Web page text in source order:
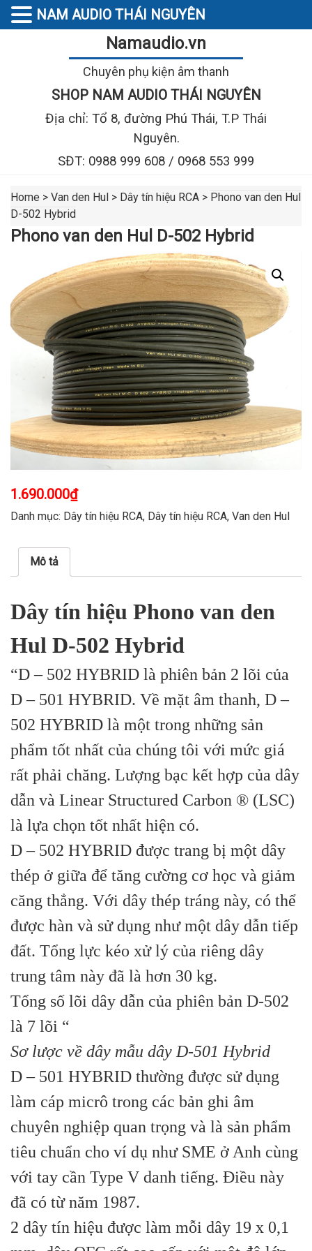
Namaudio.vn
Chuyên phụ kiện âm thanh
SHOP NAM AUDIO THÁI NGUYÊN
Địa chỉ: Tổ 8, đường Phú Thái, T.P Thái
Nguyên.
SĐT: 0988 999 608 / 0968 553 999
Home > Van den Hul > Dây tín hiệu RCA > Phono van den Hul
D-502 Hybrid
Phono van den Hul D-502 Hybrid
1.690.000₫
Danh mục: Dây tín hiệu RCA, Dây tín hiệu RCA, Van den Hul
Mô tả
Dây tín hiệu Phono van den
Hul D-502 Hybrid
“D – 502 HYBRID là phiên bản 2 lõi của
D – 501 HYBRID. Về mặt âm thanh, D –
502 HYBRID là một trong những sản
phẩm tốt nhất của chúng tôi với mức giá
rất phải chăng. Lượng bạc kết hợp của dây
dẫn và Linear Structured Carbon ® (LSC)
là lựa chọn tốt nhất hiện có.
D – 502 HYBRID được trang bị một dây
thép ở giữa để tăng cường cơ học và giảm
căng thẳng. Với dây thép tráng này, có thể
được hàn và sử dụng như một dây dẫn tiếp
đất. Tổng lực kéo xử lý của riêng dây
trung tâm này đã là hơn 30 kg.
Tổng số lõi dây dẫn của phiên bản D-502
là 7 lõi “
Sơ lược về dây mẫu dây D-501 Hybrid
D – 501 HYBRID thường được sử dụng
làm cáp micrô trong các bản ghi âm
chuyên nghiệp quan trọng và là sản phẩm
tiêu chuẩn cho ví dụ như SME ở Anh cùng
với tay cần Type V danh tiếng. Điều này
đã có từ năm 1987.
2 dây tín hiệu được làm mỗi dây 19 x 0,1
NAM AUDIO THÁI NGUYÊN